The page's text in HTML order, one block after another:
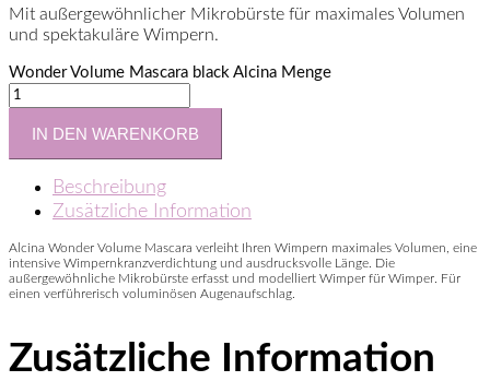
Mit außergewöhnlicher Mikrobürste für maximales Volumen
und spektakuläre Wimpern.
Wonder Volume Mascara black Alcina Menge
IN DEN WARENKORB
Beschreibung
Zusätzliche Information
Alcina Wonder Volume Mascara verleiht Ihren Wimpern maximales Volumen, eine
intensive Wimpernkranzverdichtung und ausdrucksvolle Länge. Die
außergewöhnliche Mikrobürste erfasst und modelliert Wimper für Wimper. Für
einen verführerisch voluminösen Augenaufschlag.
Zusätzliche Information